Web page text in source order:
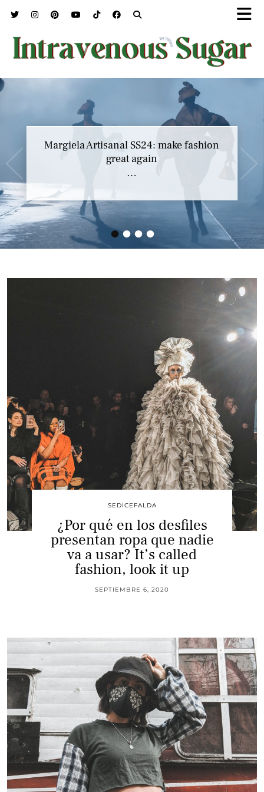
••••
Margiela Artisanal SS24: make fashion
great again
…
SEDICEFALDA
¿Por qué en los desfiles
presentan ropa que nadie
va a usar? It’s called
fashion, look it up
SEPTIEMBRE 6, 2020